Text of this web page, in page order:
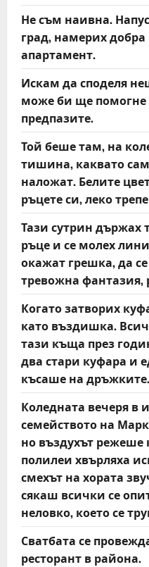
Не съм наивна.
град, намерих
апартамент.
Искам да споделя
може би ще помогне
предпазите.
Той беше там, на
тишина, каквато
наложат. Белите
ръцете си, леко
Тази сутрин държах
ръце и се молех
окажат грешка, да
тревожна фантазия,
Когато затворих
като въздишка.
тази къща през
два стари куфара и
късаше на дръжките.
Коледната вечеря в
семейството на
но въздухът режеше
полилеи хвърляха
смехът на хората
сякаш всички се
неловко, което се
Сватбата се
ресторант в района.